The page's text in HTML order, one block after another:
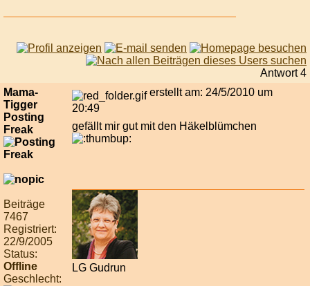
Antwort 4
Mama-
Tigger
Posting
Freak
Beiträge
7467
Registriert:
22/9/2005
Status:
Offline
Geschlecht:
erstellt am: 24/5/2010 um
20:49
gefällt mir gut mit den Häkelblümchen
LG Gudrun